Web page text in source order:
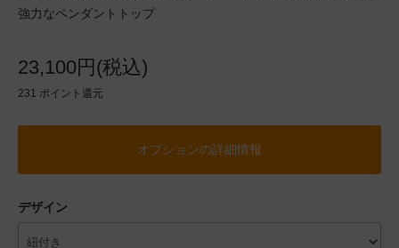
強力なペンダントトップ
23,100円(税込)
231 ポイント還元
オプションの詳細情報
デザイン